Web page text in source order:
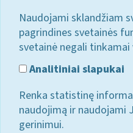
Naudojami sklandžiam
pagrindines svetainės
svetainė negali tinkamai
Analitiniai slapukai
Renka statistinę
naudojimą ir naudojami
gerinimui.